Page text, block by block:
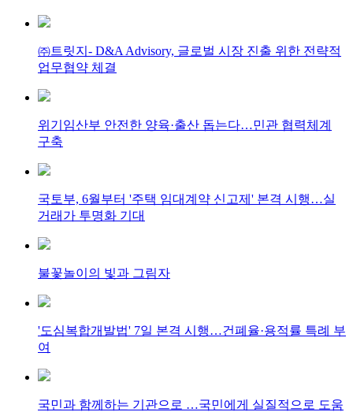
㈜트릿지- D&A Advisory, 글로벌 시장 진출 위한 전략적
업무협약 체결
위기임산부 안전한 양육·출산 돕는다…민관 협력체계
구축
국토부, 6월부터 '주택 임대계약 신고제' 본격 시행…실
거래가 투명화 기대
불꽃놀이의 빛과 그림자
'도심복합개발법' 7일 본격 시행…건폐율·용적률 특례 부
여
국민과 함께하는 기관으로 …국민에게 실질적으로 도움